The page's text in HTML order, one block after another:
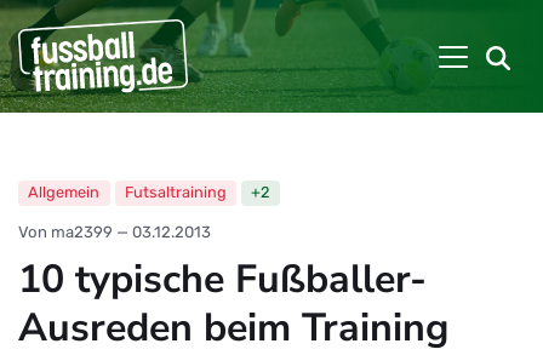
Allgemein Futsaltraining +2
Von ma2399 — 03.12.2013
10 typische Fußballer-
Ausreden beim Training